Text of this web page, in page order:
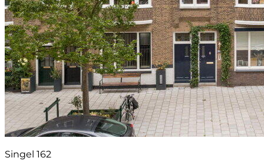
Singel 162